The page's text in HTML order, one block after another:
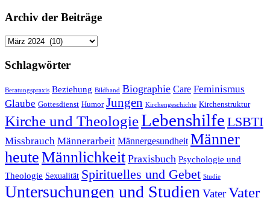
Archiv der Beiträge
Archiv
Beiträge
Schlagwörter
Beratungspraxis Beziehung Bildband Biographie Care Feminismus
Glaube Gottesdienst Humor Jungen Kirchengeschichte Kirchenstruktur
Kirche und TheologieLebenshilfe LSBTI
Missbrauch Männerarbeit Männergesundheit Männer
heuteMännlichkeit Praxisbuch Psychologie und
Theologie Sexualität Spirituelles und Gebet Studie
Untersuchungen und StudienVaterVater